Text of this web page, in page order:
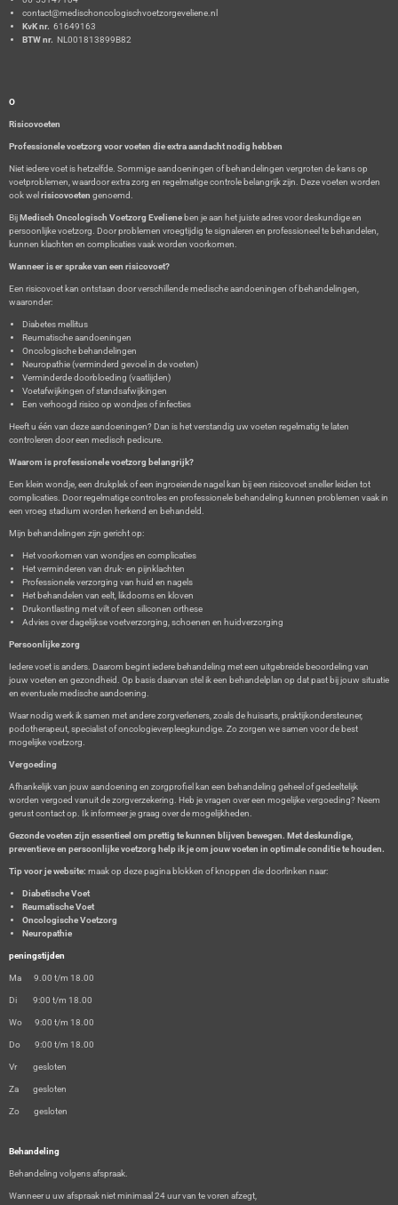
o
o
k
g
r
a
A
p
contact@medischoncologischvoetzorgeveliene.nl
KvK nr. 61649163
BTW nr. NL001813899B82
O
Risicovoeten
Professionele voetzorg voor voeten die extra aandacht nodig hebben
Niet iedere voet is hetzelfde. Sommige aandoeningen of behandelingen vergroten de kans op
voetproblemen, waardoor extra zorg en regelmatige controle belangrijk zijn. Deze voeten worden
ook wel risicovoeten genoemd.
BijMedisch Oncologisch Voetzorg Eveliene ben je aan het juiste adres voor deskundige en
persoonlijke voetzorg. Door problemen vroegtijdig te signaleren en professioneel te behandelen,
kunnen klachten en complicaties vaak worden voorkomen.
Wanneer is er sprake van een risicovoet?
Een risicovoet kan ontstaan door verschillende medische aandoeningen of behandelingen,
waaronder:
Diabetes mellitus
Reumatische aandoeningen
Oncologische behandelingen
Neuropathie (verminderd gevoel in de voeten)
Verminderde doorbloeding (vaatlijden)
Voetafwijkingen of standsafwijkingen
Een verhoogd risico op wondjes of infecties
Heeft u één van deze aandoeningen? Dan is het verstandig uw voeten regelmatig te laten
controleren door een medisch pedicure.
Waarom is professionele voetzorg belangrijk?
Een klein wondje, een drukplek of een ingroeiende nagel kan bij een risicovoet sneller leiden tot
complicaties. Door regelmatige controles en professionele behandeling kunnen problemen vaak in
een vroeg stadium worden herkend en behandeld.
Mijn behandelingen zijn gericht op:
Het voorkomen van wondjes en complicaties
Het verminderen van druk- en pijnklachten
Professionele verzorging van huid en nagels
Het behandelen van eelt, likdoorns en kloven
Drukontlasting met vilt of een siliconen orthese
Advies over dagelijkse voetverzorging, schoenen en huidverzorging
Persoonlijke zorg
Iedere voet is anders. Daarom begint iedere behandeling met een uitgebreide beoordeling van
jouw voeten en gezondheid. Op basis daarvan stel ik een behandelplan op dat past bij jouw situatie
en eventuele medische aandoening.
Waar nodig werk ik samen met andere zorgverleners, zoals de huisarts, praktijkondersteuner,
podotherapeut, specialist of oncologieverpleegkundige. Zo zorgen we samen voor de best
mogelijke voetzorg.
Vergoeding
Afhankelijk van jouw aandoening en zorgprofiel kan een behandeling geheel of gedeeltelijk
worden vergoed vanuit de zorgverzekering. Heb je vragen over een mogelijke vergoeding? Neem
gerust contact op. Ik informeer je graag over de mogelijkheden.
Gezonde voeten zijn essentieel om prettig te kunnen blijven bewegen. Met deskundige,
preventieve en persoonlijke voetzorg help ik je om jouw voeten in optimale conditie te houden.
Tip voor je website: maak op deze pagina blokken of knoppen die doorlinken naar:
Diabetische Voet
Reumatische Voet
Oncologische Voetzorg
Neuropathie
peningstijden
Ma 9.00 t/m 18.00
Di 9:00 t/m 18.00
Wo 9:00 t/m 18.00
Do 9:00 t/m 18.00
Vr gesloten
Za gesloten
Zo gesloten
Behandeling
Behandeling volgens afspraak.
Wanneer u uw afspraak niet minimaal 24 uur van te voren afzegt,